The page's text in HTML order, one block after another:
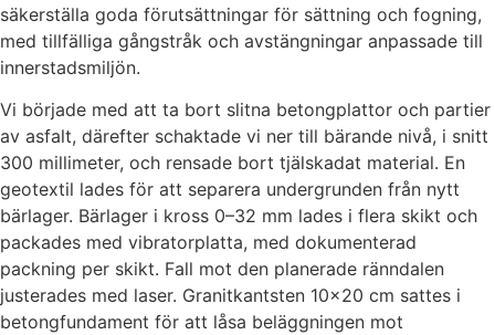
säkerställa goda förutsättningar för sättning och fogning,
med tillfälliga gångstråk och avstängningar anpassade till
innerstadsmiljön.
Vi började med att ta bort slitna betongplattor och partier
av asfalt, därefter schaktade vi ner till bärande nivå, i snitt
300 millimeter, och rensade bort tjälskadat material. En
geotextil lades för att separera undergrunden från nytt
bärlager. Bärlager i kross 0–32 mm lades i flera skikt och
packades med vibratorplatta, med dokumenterad
packning per skikt. Fall mot den planerade ränndalen
justerades med laser. Granitkantsten 10×20 cm sattes i
betongfundament för att låsa beläggningen mot